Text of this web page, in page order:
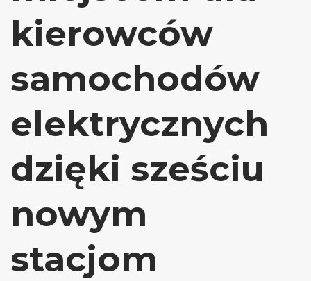
kierowców
samochodów
elektrycznych
dzięki sześciu
nowym
stacjom